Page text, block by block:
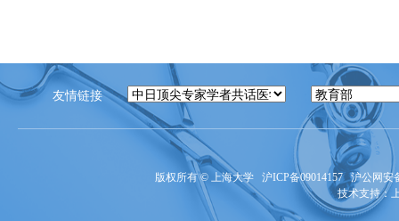
友情链接
版权所有 © 上海大学 沪ICP备09014157 沪公网安
技术支持：